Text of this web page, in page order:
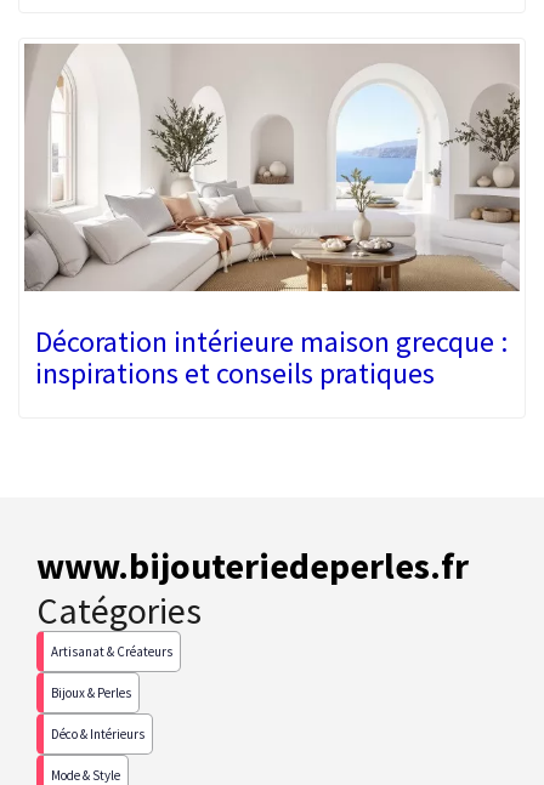
Décoration intérieure maison grecque :
inspirations et conseils pratiques
www.bijouteriedeperles.fr
Catégories
Artisanat & Créateurs
Bijoux & Perles
Déco & Intérieurs
Mode & Style